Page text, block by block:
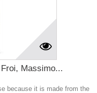
Massimo...
because it is made from the